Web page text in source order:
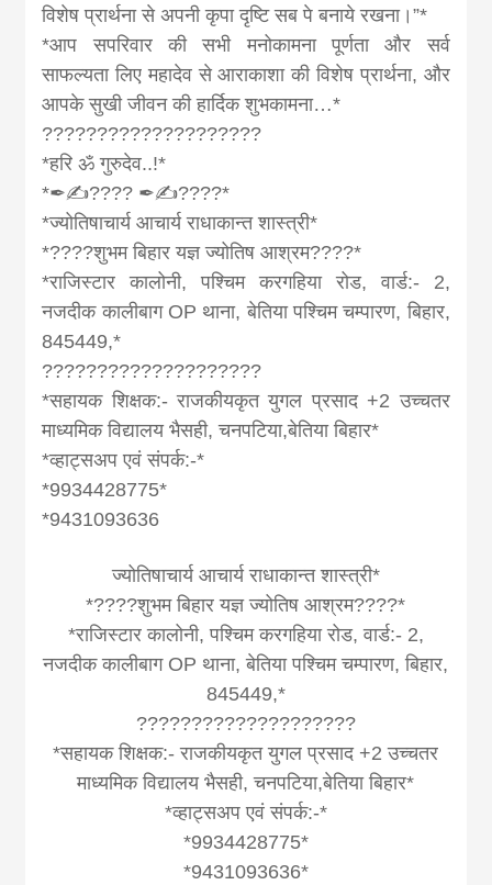
विशेष प्रार्थना से अपनी कृपा दृष्टि सब पे बनाये रखना।”*
*आप सपरिवार की सभी मनोकामना पूर्णता और सर्व
साफल्यता लिए महादेव से आराकाशा की विशेष प्रार्थना, और
आपके सुखी जीवन की हार्दिक शुभकामना…*
????????????????????
*हरि ॐ गुरुदेव..!*
*✒✍???? ✒✍????*
*ज्योतिषाचार्य आचार्य राधाकान्त शास्त्री*
*????शुभम बिहार यज्ञ ज्योतिष आश्रम????*
*राजिस्टार कालोनी, पश्चिम करगहिया रोड, वार्ड:- 2,
नजदीक कालीबाग OP थाना, बेतिया पश्चिम चम्पारण, बिहार,
845449,*
????????????????????
*सहायक शिक्षक:- राजकीयकृत युगल प्रसाद +2 उच्चतर
माध्यमिक विद्यालय भैसही, चनपटिया,बेतिया बिहार*
*व्हाट्सअप एवं संपर्क:-*
*9934428775*
*9431093636
ज्योतिषाचार्य आचार्य राधाकान्त शास्त्री*
*????शुभम बिहार यज्ञ ज्योतिष आश्रम????*
*राजिस्टार कालोनी, पश्चिम करगहिया रोड, वार्ड:- 2,
नजदीक कालीबाग OP थाना, बेतिया पश्चिम चम्पारण, बिहार,
845449,*
????????????????????
*सहायक शिक्षक:- राजकीयकृत युगल प्रसाद +2 उच्चतर
माध्यमिक विद्यालय भैसही, चनपटिया,बेतिया बिहार*
*व्हाट्सअप एवं संपर्क:-*
*9934428775*
*9431093636*